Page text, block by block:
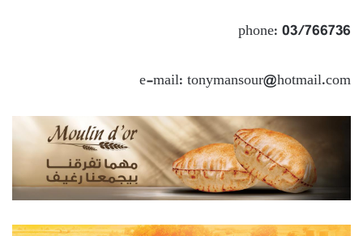
phone: 03/766736
e-mail: tonymansour@hotmail.com